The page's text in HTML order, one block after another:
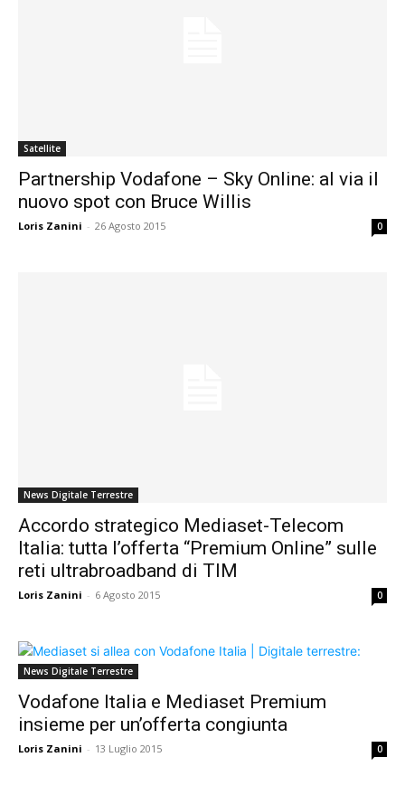
Satellite
Partnership Vodafone – Sky Online: al via il
nuovo spot con Bruce Willis
Loris Zanini - 26 Agosto 2015 0
News Digitale Terrestre
Accordo strategico Mediaset-Telecom
Italia: tutta l’offerta “Premium Online” sulle
reti ultrabroadband di TIM
Loris Zanini - 6 Agosto 2015 0
News Digitale Terrestre
Vodafone Italia e Mediaset Premium
insieme per un’offerta congiunta
Loris Zanini - 13 Luglio 2015 0